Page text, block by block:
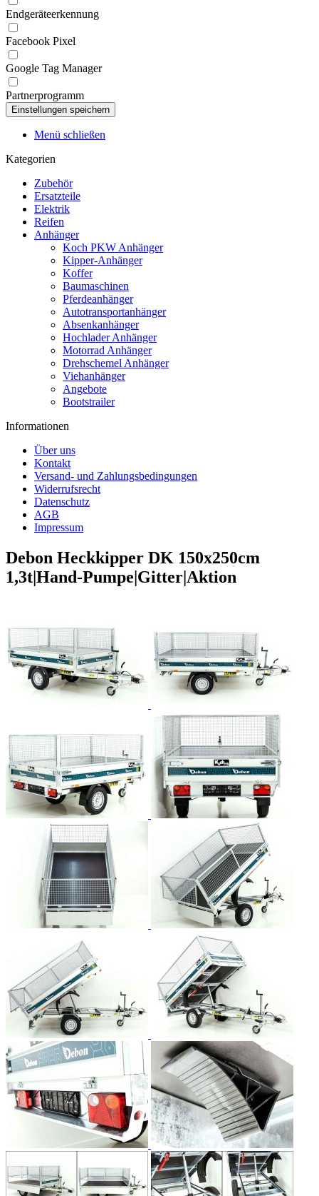
Endgeräteerkennung
Facebook Pixel
Google Tag Manager
Partnerprogramm
Menü schließen
Kategorien
Zubehör
Ersatzteile
Elektrik
Reifen
Anhänger
Koch PKW Anhänger
Kipper-Anhänger
Koffer
Baumaschinen
Pferdeanhänger
Autotransportanhänger
Absenkanhänger
Hochlader Anhänger
Motorrad Anhänger
Drehschemel Anhänger
Viehanhänger
Angebote
Bootstrailer
Informationen
Über uns
Kontakt
Versand- und Zahlungsbedingungen
Widerrufsrecht
Datenschutz
AGB
Impressum
Debon Heckkipper DK 150x250cm
1,3t|Hand-Pumpe|Gitter|Aktion